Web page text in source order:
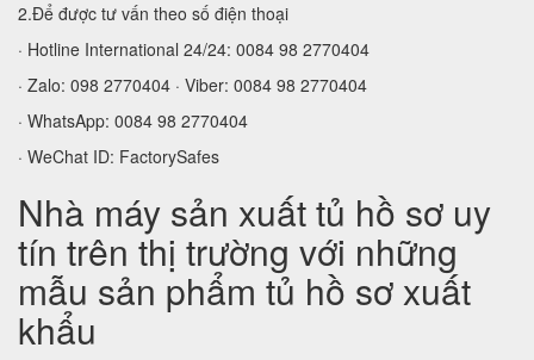
2.Để được tư vấn theo số điện thoại
· Hotline International 24/24: 0084 98 2770404
· Zalo: 098 2770404 · Viber: 0084 98 2770404
· WhatsApp: 0084 98 2770404
· WeChat ID: FactorySafes
Nhà máy sản xuất tủ hồ sơ uy
tín trên thị trường với những
mẫu sản phẩm tủ hồ sơ xuất
khẩu